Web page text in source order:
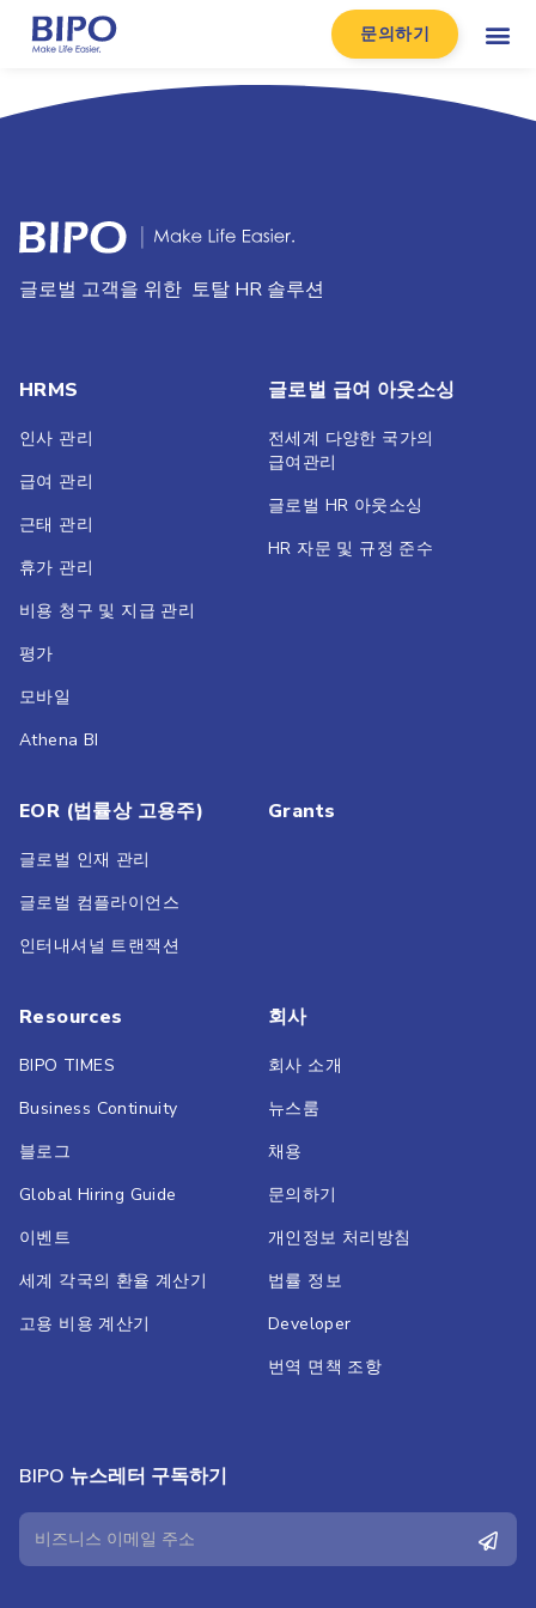
문의하기
글로벌 고객을 위한 토탈 HR 솔루션
HRMS
인사 관리
급여 관리
근태 관리
휴가 관리
비용 청구 및 지급 관리
평가
모바일
Athena BI
글로벌 급여 아웃소싱
전세계 다양한 국가의
급여관리
글로벌 HR 아웃소싱
HR 자문 및 규정 준수
EOR (법률상 고용주)
글로벌 인재 관리
글로벌 컴플라이언스
인터내셔널 트랜잭션
Grants
Resources
BIPO TIMES
Business Continuity
블로그
Global Hiring Guide
이벤트
세계 각국의 환율 계산기
고용 비용 계산기
회사
회사 소개
뉴스룸
채용
문의하기
개인정보 처리방침
법률 정보
Developer
번역 면책 조항
BIPO 뉴스레터 구독하기